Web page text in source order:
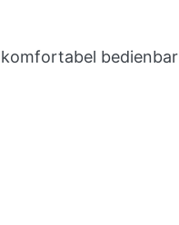
bedienbar